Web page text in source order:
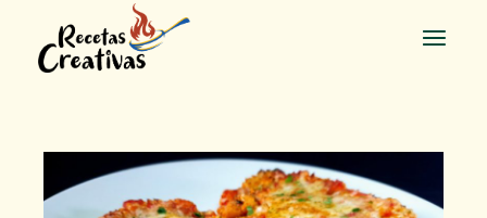
contenido